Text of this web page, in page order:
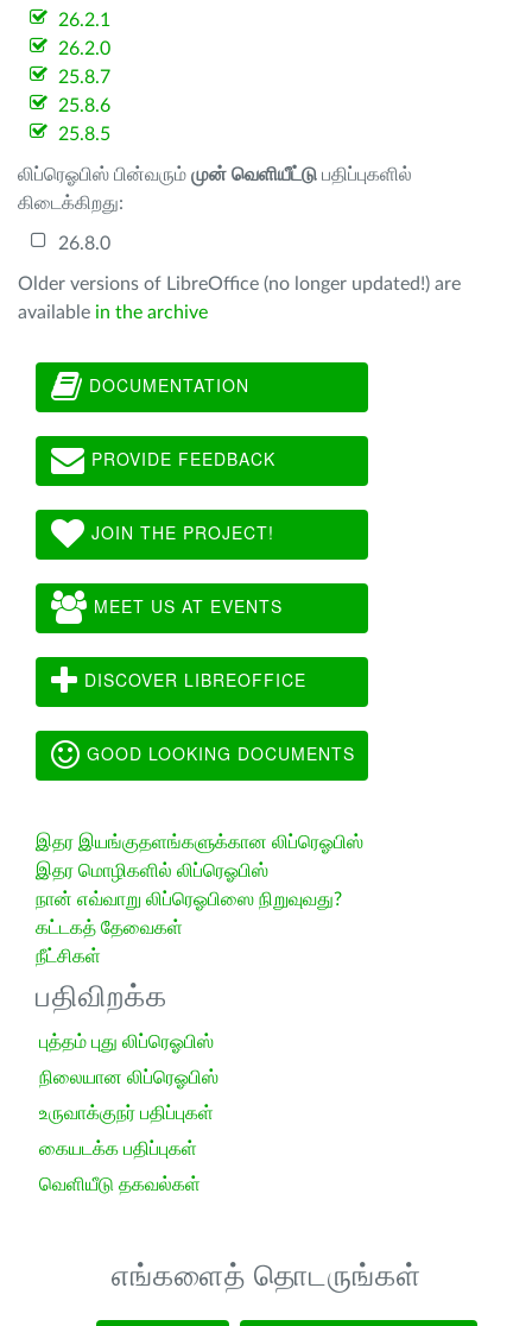
26.2.1
26.2.0
25.8.7
25.8.6
25.8.5
லிப்ரெஓபிஸ் பின்வரும் முன் வெளியீட்டு பதிப்புகளில்
கிடைக்கிறது:
26.8.0
Older versions of LibreOffice (no longer updated!) are
available in the archive
DOCUMENTATION
PROVIDE FEEDBACK
JOIN THE PROJECT!
MEET US AT EVENTS
DISCOVER LIBREOFFICE
GOOD LOOKING DOCUMENTS
இதர இயங்குதளங்களுக்கான லிப்ரெஓபிஸ்
இதர மொழிகளில் லிப்ரெஓபிஸ்
நான் எவ்வாறு லிப்ரெஓபிஸை நிறுவுவது?
கட்டகத் தேவைகள்
நீட்சிகள்
பதிவிறக்க
புத்தம் புது லிப்ரெஓபிஸ்
நிலையான லிப்ரெஓபிஸ்
உருவாக்குநர் பதிப்புகள்
கையடக்க பதிப்புகள்
வெளியீடு தகவல்கள்
எங்களைத் தொடருங்கள்